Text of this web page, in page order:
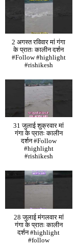
2 अगस्त रविवार मां गंगा
के प्रातः कालीन दर्शन
#Follow #highlight
#rishikesh
31 जुलाई शुक्रवार मां
गंगा के प्रातः कालीन
दर्शन #Follow
#highlight
#rishikesh
28 जुलाई मंगलवार मां
गंगा के प्रातः कालीन
दर्शन #highlight
#follow